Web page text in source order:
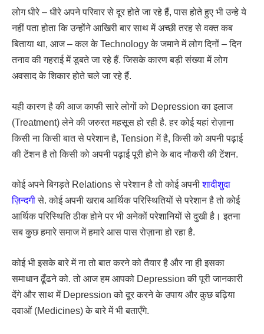
लोग धीरे – धीरे अपने परिवार से दूर होते जा रहे हैं, पास होते हुए भी उन्हे ये
नहीं पता होता कि उन्होंने आखिरी बार साथ में अच्छी तरह से वक्त कब
बिताया था, आज – कल के Technology के जमाने में लोग दिनों – दिन
तनाव की गहराई में डूबते जा रहे हैं. जिसके कारण बड़ी संख्या में लोग
अवसाद के शिकार होते चले जा रहे हैं.
यही कारण है की आज काफी सारे लोगों को Depression का इलाज
(Treatment) लेने की जरुरत महसूस हो रही है. हर कोई यहां रोज़ाना
किसी ना किसी बात से परेशान है, Tension में है, किसी को अपनी पढ़ाई
की टेंशन है तो किसी को अपनी पढ़ाई पूरी होने के बाद नौकरी की टेंशन.
कोई अपने बिगड़ते Relations से परेशान है तो कोई अपनीशादीशुदा
ज़िन्दगीसे. कोई अपनी खराब आर्थिक परिस्थितियों से परेशान है तो कोई
आर्थिक परिस्थिति ठीक होने पर भी अनेकों परेशानियों से दुखी है। इतना
सब कुछ हमारे समाज में हमारे आस पास रोज़ाना हो रहा है.
कोई भी इसके बारे में ना तो बात करने को तैयार है और ना ही इसका
समाधान ढूँढने को. तो आज हम आपको Depression की पूरी जानकारी
देंगे और साथ में Depression को दूर करने के उपाय और कुछ बढ़िया
दवाओं (Medicines) के बारे में भी बताएँगे.